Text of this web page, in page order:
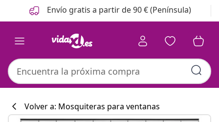
Anterior
Siguiente Envío gratis a partir de 90 € (Península)
Volver a: Mosquiteras para ventanas